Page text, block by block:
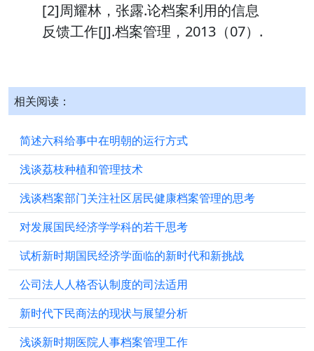
[2]周耀林，张露.论档案利用的信息
反馈工作[J].档案管理，2013（07）.
相关阅读：
简述六科给事中在明朝的运行方式
浅谈荔枝种植和管理技术
浅谈档案部门关注社区居民健康档案管理的思考
对发展国民经济学学科的若干思考
试析新时期国民经济学面临的新时代和新挑战
公司法人人格否认制度的司法适用
新时代下民商法的现状与展望分析
浅谈新时期医院人事档案管理工作